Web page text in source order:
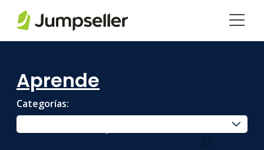
Aprende
Categorías: